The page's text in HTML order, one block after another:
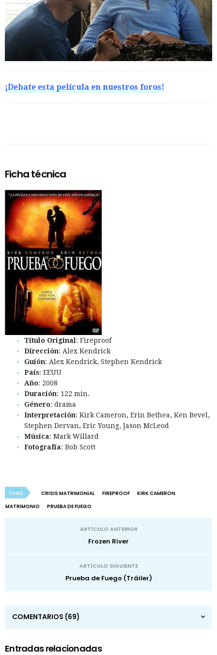
¡Debate esta película en nuestros foros!
Ficha técnica
Título Original: Fireproof
Dirección: Alex Kendrick
Guión: Alex Kendrick, Stephen Kendrick
País: EEUU
Año: 2008
Duración: 122 min.
Género: drama
Interpretación: Kirk Cameron, Erin Bethea, Ken Bevel,
Stephen Dervan, Eric Young, Jason McLeod
Música: Mark Willard
Fotografía: Bob Scott
TAGS CRISIS MATRIMONIAL FIREPROOF
KIRK CAMERON
MATRIMONIO
PRUEBA DE FUEGO
ARTÍCULO ANTERIOR
Frozen River
ARTÍCULO SIGUIENTE
Prueba de Fuego (Tráiler)
COMENTARIOS (69)
Entradas relacionadas